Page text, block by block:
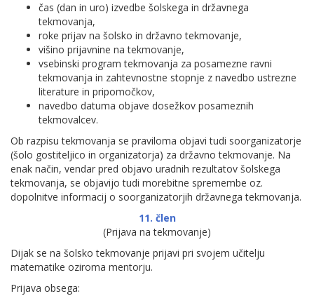
čas (dan in uro) izvedbe šolskega in državnega
tekmovanja,
roke prijav na šolsko in državno tekmovanje,
višino prijavnine na tekmovanje,
vsebinski program tekmovanja za posamezne ravni
tekmovanja in zahtevnostne stopnje z navedbo ustrezne
literature in pripomočkov,
navedbo datuma objave dosežkov posameznih
tekmovalcev.
Ob razpisu tekmovanja se praviloma objavi tudi soorganizatorje
(šolo gostiteljico in organizatorja) za državno tekmovanje. Na
enak način, vendar pred objavo uradnih rezultatov šolskega
tekmovanja, se objavijo tudi morebitne spremembe oz.
dopolnitve informacij o soorganizatorjih državnega tekmovanja.
11. člen
(Prijava na tekmovanje)
Dijak se na šolsko tekmovanje prijavi pri svojem učitelju
matematike oziroma mentorju.
Prijava obsega: